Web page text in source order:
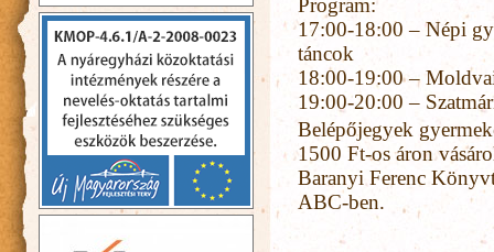
Program:
17:00-18:00 – Népi
táncok
18:00-19:00 –
19:00-20:00 –
Belépőjegyek
1500 Ft-os áron
Baranyi Ferenc
ABC-ben.